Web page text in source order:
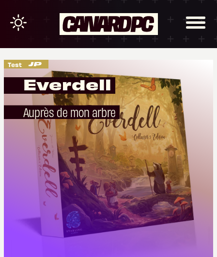
Test
Everdell
Auprès de mon arbre